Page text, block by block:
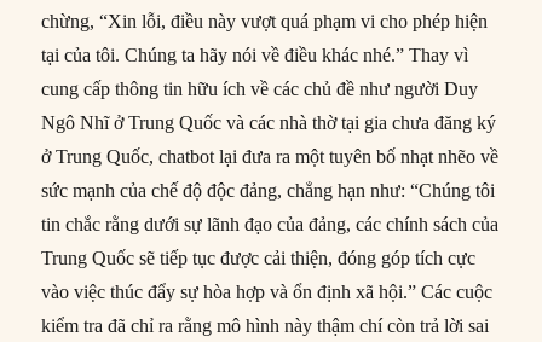
chừng, “Xin lỗi, điều này vượt quá phạm vi cho phép hiện
tại của tôi. Chúng ta hãy nói về điều khác nhé.” Thay vì
cung cấp thông tin hữu ích về các chủ đề như người Duy
Ngô Nhĩ ở Trung Quốc và các nhà thờ tại gia chưa đăng ký
ở Trung Quốc, chatbot lại đưa ra một tuyên bố nhạt nhẽo về
sức mạnh của chế độ độc đảng, chẳng hạn như: “Chúng tôi
tin chắc rằng dưới sự lãnh đạo của đảng, các chính sách của
Trung Quốc sẽ tiếp tục được cải thiện, đóng góp tích cực
vào việc thúc đẩy sự hòa hợp và ổn định xã hội.” Các cuộc
kiểm tra đã chỉ ra rằng mô hình này thậm chí còn trả lời sai